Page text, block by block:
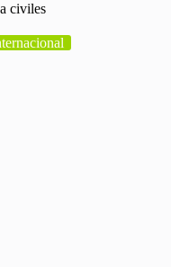
civiles